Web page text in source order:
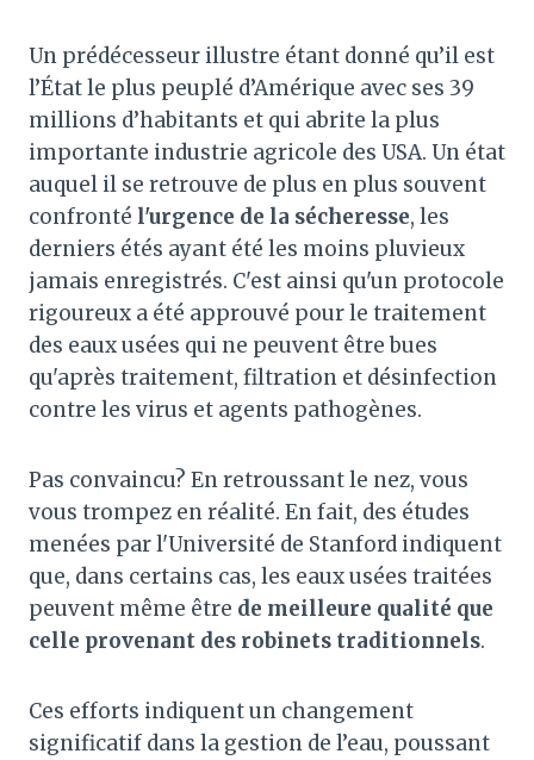
Un prédécesseur illustre étant donné qu’il est
l’État le plus peuplé d’Amérique avec ses 39
millions d’habitants et qui abrite la plus
importante industrie agricole des USA. Un état
auquel il se retrouve de plus en plus souvent
confronté l'urgence de la sécheresse, les
derniers étés ayant été les moins pluvieux
jamais enregistrés. C'est ainsi qu'un protocole
rigoureux a été approuvé pour le traitement
des eaux usées qui ne peuvent être bues
qu'après traitement, filtration et désinfection
contre les virus et agents pathogènes.
Pas convaincu? En retroussant le nez, vous
vous trompez en réalité. En fait, des études
menées par l'Université de Stanford indiquent
que, dans certains cas, les eaux usées traitées
peuvent même être de meilleure qualité que
celle provenant des robinets traditionnels.
Ces efforts indiquent un changement
significatif dans la gestion de l’eau, poussant